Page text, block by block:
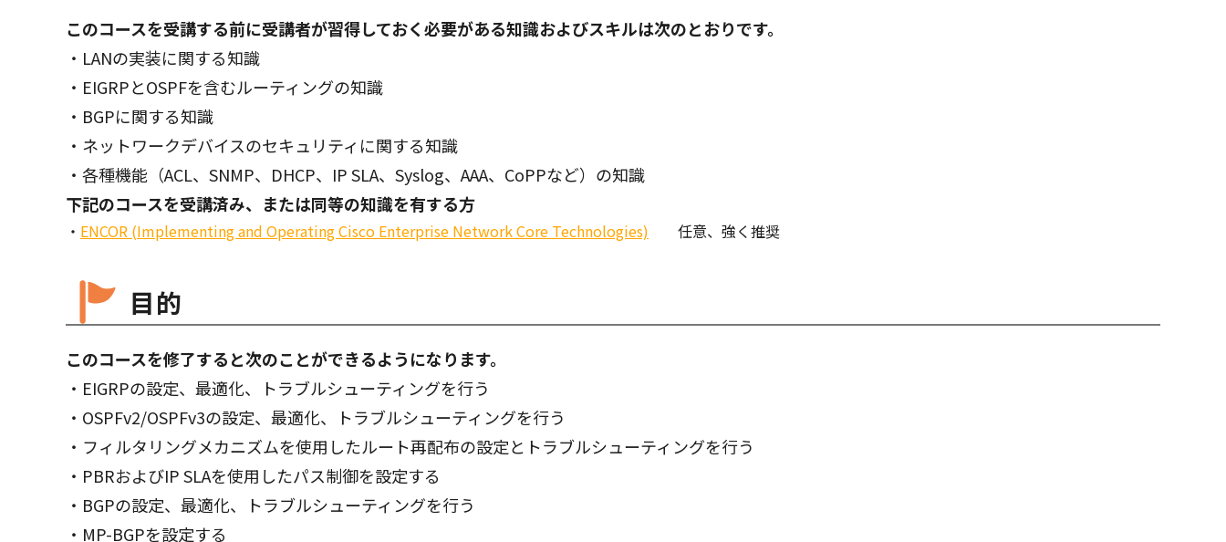
このコースを受講する前に受講者が習得しておく必要がある知識およびスキルは次のとおりです。
・LANの実装に関する知識
・EIGRPとOSPFを含むルーティングの知識
・BGPに関する知識
・ネットワークデバイスのセキュリティに関する知識
・各種機能（ACL、SNMP、DHCP、IP SLA、Syslog、AAA、CoPPなど）の知識
下記のコースを受講済み、または同等の知識を有する方
ENCOR (Implementing and Operating Cisco Enterprise Network Core Technologies) 任意、強く推奨
目的
このコースを修了すると次のことができるようになります。
・EIGRPの設定、最適化、トラブルシューティングを行う
・OSPFv2/OSPFv3の設定、最適化、トラブルシューティングを行う
・フィルタリングメカニズムを使用したルート再配布の設定とトラブルシューティングを行う
・PBRおよびIP SLAを使用したパス制御を設定する
・BGPの設定、最適化、トラブルシューティングを行う
・MP-BGPを設定する